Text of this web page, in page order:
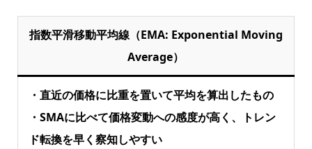
指数平滑移動平均線（EMA: Exponential Moving
Average）
・直近の価格に比重を置いて平均を算出したもの
・SMAに比べて価格変動への感度が高く、トレン
ド転換を早く察知しやすい